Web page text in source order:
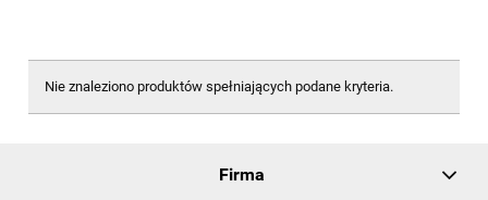
Nie znaleziono produktów spełniających podane kryteria.
Firma